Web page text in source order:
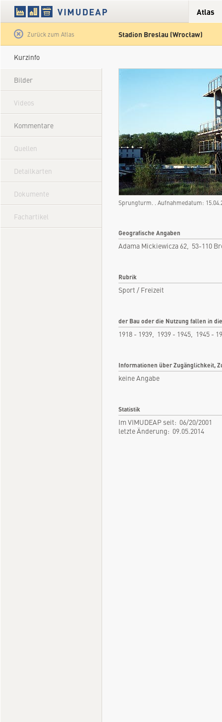
Atlas
Zurück zum Atlas Stadion Breslau (Wrocław)
Kurzinfo
Bilder
Videos
Kommentare
Quellen
Detailkarten
Dokumente
Fachartikel
Sprungturm. . Aufnahmedatum:
Geografische Angaben
Adama Mickiewicza 62, 53-110
Rubrik
Sport / Freizeit
der Bau oder die Nutzung fallen in
1918 - 1939, 1939 - 1945, 1945 -
Informationen über Zugänglichkeit,
keine Angabe
Statistik
Im VIMUDEAP seit: 06/20/2001
letzte Änderung: 09.05.2014
Satellit Hybrid Gelände